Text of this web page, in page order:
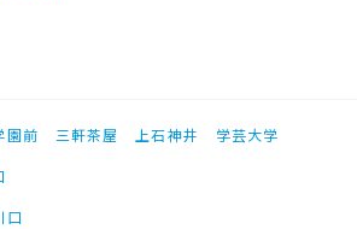
園前 三軒茶屋 上石神井
学芸大学
口